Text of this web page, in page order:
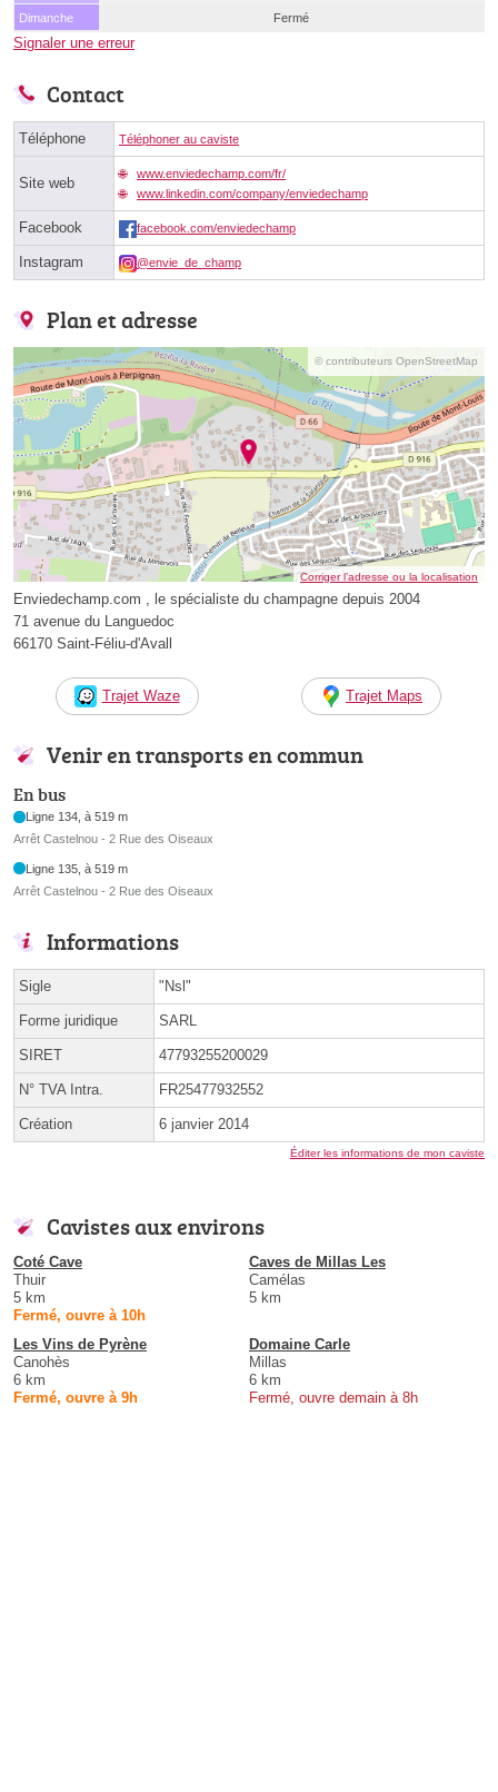
Dimanche
Fermé
Signaler une erreur
Contact
Téléphone Téléphoner au caviste
Site web
www.enviedechamp.com/fr/
www.linkedin.com/company/enviedechamp
Facebook facebook.com/enviedechamp
Instagram @envie_de_champ
Plan et adresse
© contributeurs OpenStreetMap
Corriger l’adresse ou la localisation
Enviedechamp.com , le spécialiste du champagne depuis 2004
71 avenue du Languedoc
66170 Saint-Féliu-d'Avall
Trajet Waze Trajet Maps
Venir en transports en commun
En bus
Ligne 134, à 519 m
Arrêt Castelnou - 2 Rue des Oiseaux
Ligne 135, à 519 m
Arrêt Castelnou - 2 Rue des Oiseaux
Informations
Sigle "Nsl"
Forme juridique SARL
SIRET 47793255200029
N° TVA Intra. FR25477932552
Création 6 janvier 2014
Éditer les informations de mon caviste
Cavistes aux environs
Coté Cave
Thuir
5 km
Fermé, ouvre à 10h
Caves de Millas Les
Camélas
5 km
Les Vins de Pyrène
Canohès
6 km
Fermé, ouvre à 9h
Domaine Carle
Millas
6 km
Fermé, ouvre demain à 8h